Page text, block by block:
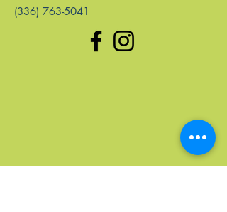
(336) 763-5041